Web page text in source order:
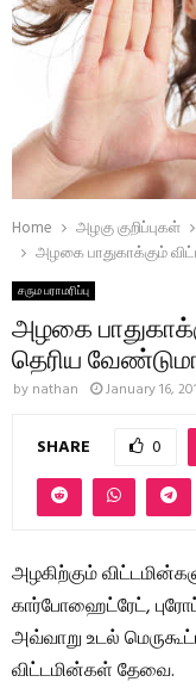
Home அழகு குறிப்புகள்
அழகை பாதுகாக்கும்
சரும பராமரிப்பு
அழகை
தெரிய
by nathan January 16,
SHARE 0
அழகிற்கும்
கார்போஹைட்ரேட்,
அவ்வாறு உடல்
விட்டமின்கள் தேவை.